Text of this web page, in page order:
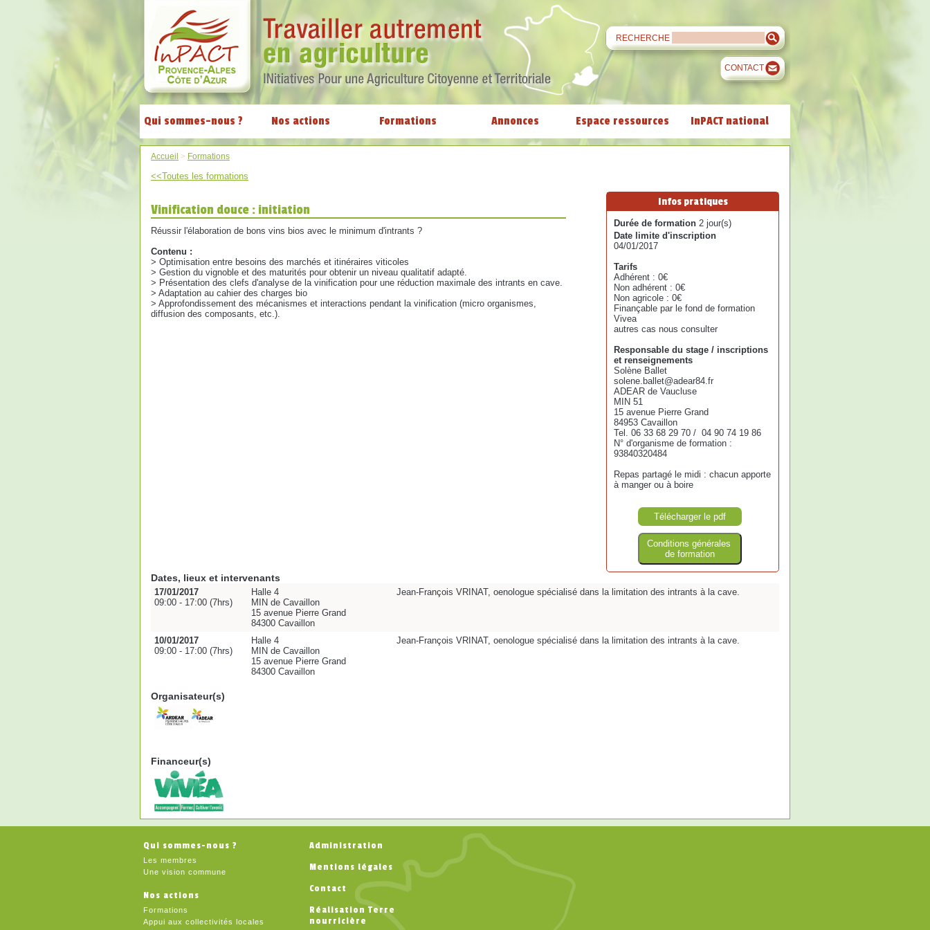
RECHERCHE
CONTACT
Qui sommes-nous ? Nos actions Formations Annonces Espace ressources InPACT national
Accueil > Formations
<<Toutes les formations
Vinification douce : initiation
Réussir l'élaboration de bons vins bios avec le minimum d'intrants ?
Contenu :
> Optimisation entre besoins des marchés et itinéraires viticoles
> Gestion du vignoble et des maturités pour obtenir un niveau qualitatif adapté.
> Présentation des clefs d'analyse de la vinification pour une réduction maximale des intrants en cave.
> Adaptation au cahier des charges bio
> Approfondissement des mécanismes et interactions pendant la vinification (micro organismes,
diffusion des composants, etc.).
Infos pratiques
Durée de formation 2 jour(s)
Date limite d'inscription
04/01/2017
Tarifs
Adhérent : 0€
Non adhérent : 0€
Non agricole : 0€
Finançable par le fond de formation
Vivea
autres cas nous consulter
Responsable du stage / inscriptions
et renseignements
Solène Ballet
solene.ballet@adear84.fr
ADEAR de Vaucluse
MIN 51
15 avenue Pierre Grand
84953 Cavaillon
Tel. 06 33 68 29 70 / 04 90 74 19 86
N° d'organisme de formation :
93840320484
Repas partagé le midi : chacun apporte
à manger ou à boire
Télécharger le pdf
Conditions générales
de formation
Dates, lieux et intervenants
17/01/2017
09:00 - 17:00 (7hrs)
Halle 4
MIN de Cavaillon
15 avenue Pierre Grand
84300 Cavaillon
Jean-François VRINAT, oenologue spécialisé dans la limitation des intrants à la cave.
10/01/2017
09:00 - 17:00 (7hrs)
Halle 4
MIN de Cavaillon
15 avenue Pierre Grand
84300 Cavaillon
Jean-François VRINAT, oenologue spécialisé dans la limitation des intrants à la cave.
Organisateur(s)
Financeur(s)
Qui sommes-nous ?
Les membres
Une vision commune
Nos actions
Formations
Appui aux collectivités locales
Administration
Mentions légales
Contact
Réalisation Terre
nourricière